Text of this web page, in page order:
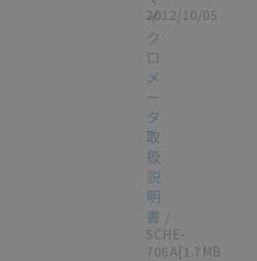
イ
ク
ロ
メ
ー
タ
取
扱
説
明
書 /
SCHE-
706A[1.7MB]
2012/10/05